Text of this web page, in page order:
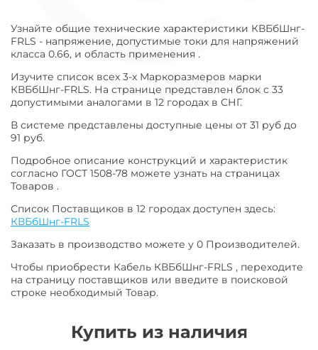
Узнайте общие технические характеристики КВБбШнг-
FRLS - напряжение, допустимые токи для напряжений
класса 0.66, и область применения .
Изучите список всех 3-х Маркоразмеров марки
КВБбШнг-FRLS. На странице представлен блок с 33
допустимыми аналогами в 12 городах в СНГ.
В системе представлены доступные цены от 31 руб до
91 руб.
Подробное описание конструкций и характеристик
согласно ГОСТ 1508-78 можете узнать на страницах
Товаров .
Список Поставщиков в 12 городах доступен здесь:
КВБбШнг-FRLS
Заказать в производство можете у 0 Производителей.
Чтобы приобрести Кабель КВБбШнг-FRLS , переходите
на страницу поставщиков или введите в поисковой
строке необходимый Товар.
Купить из наличия